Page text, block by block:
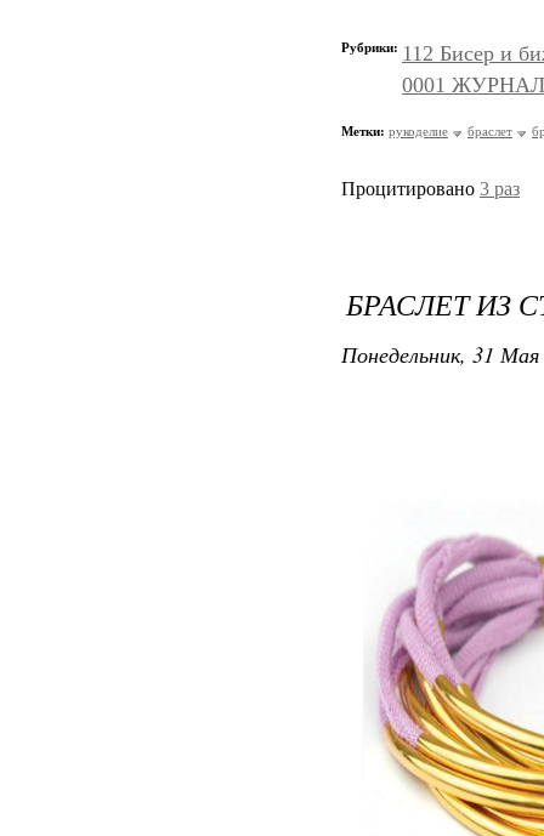
Рубрики: 112 Бисер и
0001
Метки: рукоделие браслет
Процитировано 3 раз
БРАСЛЕТ ИЗ
Понедельник, 31